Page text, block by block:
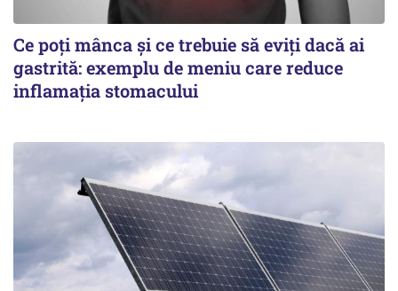
Ce poți mânca și ce trebuie să eviți dacă ai
gastrită: exemplu de meniu care reduce
inflamația stomacului